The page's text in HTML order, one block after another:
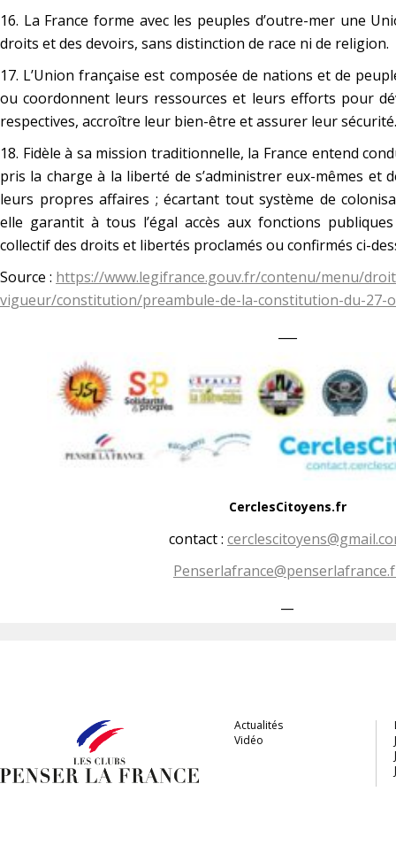
16. La France forme avec les peuples d’outre-mer une
droits et des devoirs, sans distinction de race ni de religion.
17. L’Union française est composée de nations et de
ou coordonnent leurs ressources et leurs efforts pour
respectives, accroître leur bien-être et assurer leur sécurité.
18. Fidèle à sa mission traditionnelle, la France entend
pris la charge à la liberté de s’administrer eux-mêmes et
leurs propres affaires ; écartant tout système de
elle garantit à tous l’égal accès aux fonctions
collectif des droits et libertés proclamés ou confirmés ci-
Source : https://www.legifrance.gouv.fr/contenu/menu/
vigueur/constitution/preambule-de-la-constitution-du-27-
CerclesCitoyens.fr
contact :
Actualités
Vidéo